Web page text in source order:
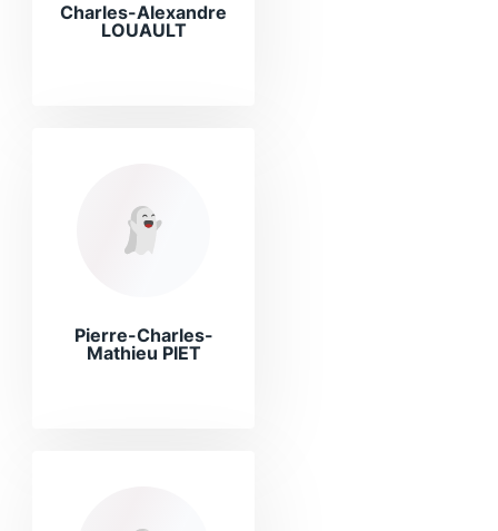
Charles-Alexandre
LOUAULT
Pierre-Charles-
Mathieu PIET